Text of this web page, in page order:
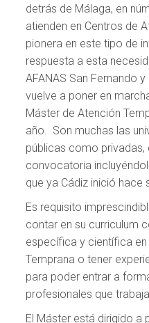
detrás de Málaga, en
atienden en Centros de
pionera en este tipo de
respuesta a esta
AFANAS San Fernando
vuelve a poner en
Máster de Atención
año. Son muchas las
públicas como privadas,
convocatoria
que ya Cádiz inició hace
Es requisito
contar en su curriculum
específica y científica
Temprana o tener
para poder entrar a
profesionales que
El Máster está dirigido a